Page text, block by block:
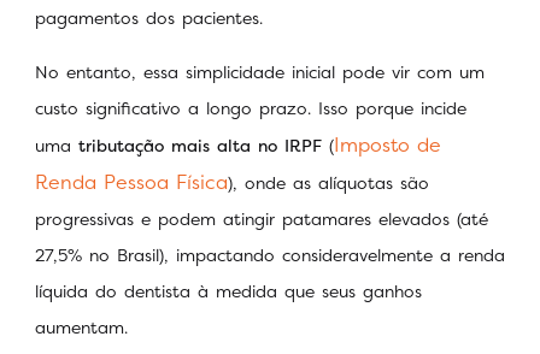
pagamentos dos pacientes.
No entanto, essa simplicidade inicial pode vir com um
custo significativo a longo prazo. Isso porque incide
uma tributação mais alta no IRPF (Imposto de
Renda Pessoa Física), onde as alíquotas são
progressivas e podem atingir patamares elevados (até
27,5% no Brasil), impactando consideravelmente a renda
líquida do dentista à medida que seus ganhos
aumentam.